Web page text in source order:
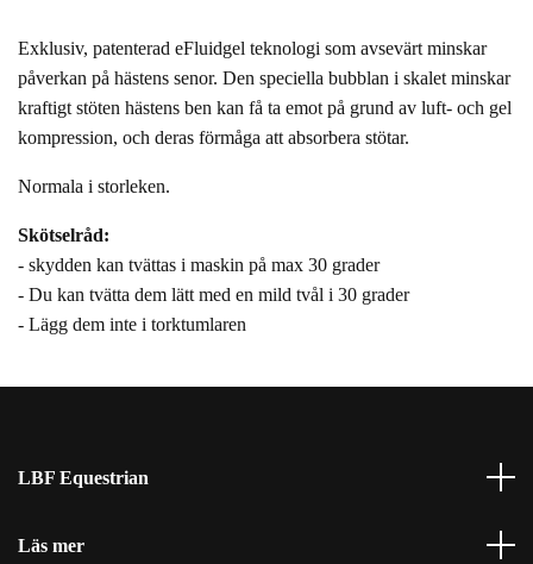
Exklusiv, patenterad eFluidgel teknologi som avsevärt minskar
påverkan på hästens senor. Den speciella bubblan i skalet minskar
kraftigt stöten hästens ben kan få ta emot på grund av luft- och gel
kompression, och deras förmåga att absorbera stötar.
Normala i storleken.
Skötselråd:
- skydden kan tvättas i maskin på max 30 grader
- Du kan tvätta dem lätt med en mild tvål i 30 grader
- Lägg dem inte i torktumlaren
LBF Equestrian
Läs mer